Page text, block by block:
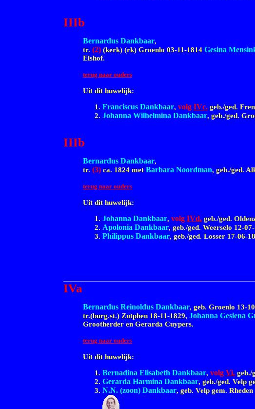
IIIb
Bernardus Dankbaar,
tr. (2) (kerk) (rk) Groenlo 03-11-1814 Gesina
Elshof.
terug naar ouders
Uit dit huwelijk:
Franciscus Dankbaar, volg IVc. geb./ged.
Johanna Wilhelmina Dankbaar, geb./ged.
IIIb
Bernardus Dankbaar,
tr. (3) ca. 1824 met Barbara Noordman, geb./ged.
terug naar ouders
Uit dit huwelijk:
Johanna Dankbaar, volg IVd. geb./ged.
Apolonia Dankbaar, geb./ged. Weerselo 12-
Philippus Dankbaar, geb./ged. Losser 17-06-
IVa
Bernardus Reinoldus Dankbaar, geb. Groenlo 13-
tr.(burg.st.) Zutphen 18-11-1829, Johanna Gesiena
Grootherder en Gerarda Cuypers.
terug naar ouders
Uit dit huwelijk:
Bernadina Elisabeth Dankbaar, volg Vi. geb./
Gerarda Harmina Dankbaar, geb./ged. Velp
N.N. (zoon) Dankbaar, geb. Velp gem. Rheden